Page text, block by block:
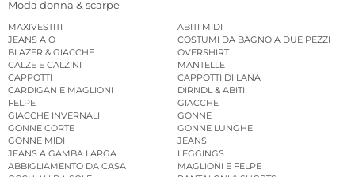
Moda donna & scarpe
MAXIVESTITI
ABITI MIDI
JEANS A O
COSTUMI DA BAGNO A DUE PEZZI
BLAZER & GIACCHE
OVERSHIRT
CALZE E CALZINI
MANTELLE
CAPPOTTI
CAPPOTTI DI LANA
CARDIGAN E MAGLIONI
DIRNDL & ABITI
FELPE
GIACCHE
GIACCHE INVERNALI
GONNE
GONNE CORTE
GONNE LUNGHE
GONNE MIDI
JEANS
JEANS A GAMBA LARGA
LEGGINGS
ABBIGLIAMENTO DA CASA
MAGLIONI E FELPE